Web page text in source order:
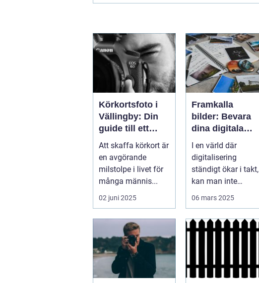
Körkortsfoto i
Vällingby: Din
guide till ett
perfekt foto
Att skaffa körkort är
en avgörande
milstolpe i livet för
många männis...
02 juni 2025
Framkalla
bilder: Bevara
dina digitala
minnen
I en värld där
digitalisering
ständigt ökar i takt,
kan man inte
06 mars 2025